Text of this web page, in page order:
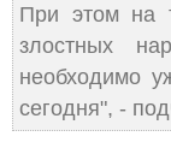
При этом на
злостных
необходимо
сегодня", -